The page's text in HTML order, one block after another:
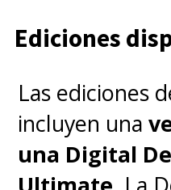
Ediciones
Las ediciones
incluyen una
una Digital